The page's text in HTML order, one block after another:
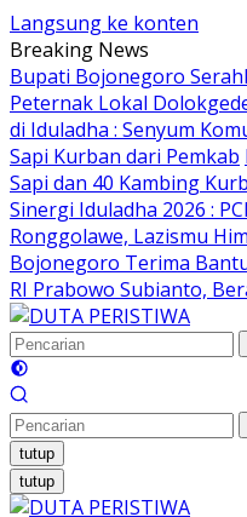
Langsung ke konten
Breaking News
Bupati Bojonegoro
Peternak Lokal
di Iduladha : Senyum
Sapi Kurban dari Pemkab
Sapi dan 40 Kambing
Sinergi Iduladha 2026 :
Ronggolawe, Lazismu
Bojonegoro Terima
RI Prabowo Subianto,
tutup
tutup